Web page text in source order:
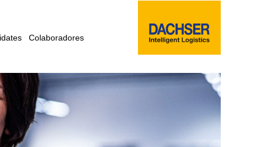
Colaboradores